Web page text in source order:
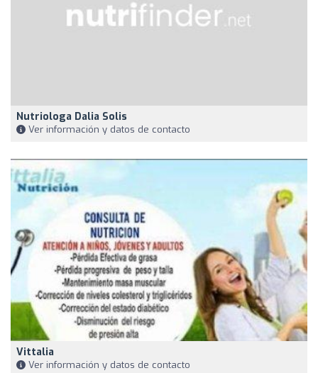
Nutriologa Dalia Solis
Ver información y datos de contacto
Vittalia
Ver información y datos de contacto